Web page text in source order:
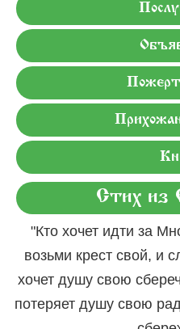
Стих из
"Кто хочет идти за
возьми крест свой, и
хочет душу свою
потеряет душу свою